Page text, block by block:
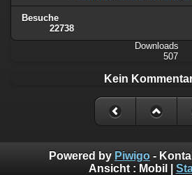
Besuche
22738
Downloads
507
Kein
Powered by Piwigo -
Ansicht : Mobil